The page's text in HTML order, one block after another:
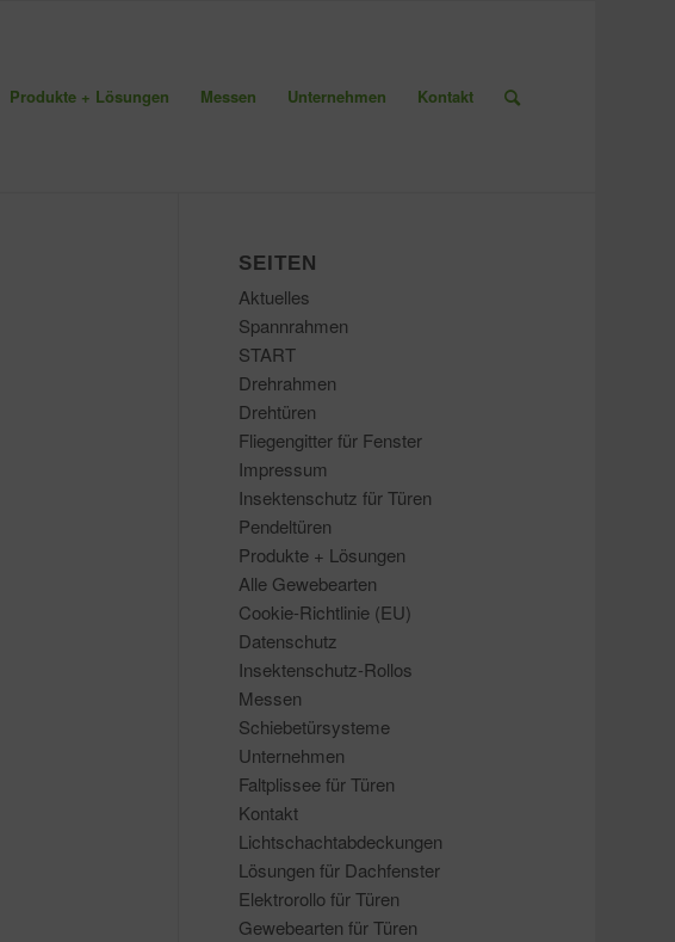
Produkte + Lösungen Messen Unternehmen Kontakt
SEITEN
Aktuelles
Spannrahmen
START
Drehrahmen
Drehtüren
Fliegengitter für Fenster
Impressum
Insektenschutz für Türen
Pendeltüren
Produkte + Lösungen
Alle Gewebearten
Cookie-Richtlinie (EU)
Datenschutz
Insektenschutz-Rollos
Messen
Schiebetürsysteme
Unternehmen
Faltplissee für Türen
Kontakt
Lichtschachtabdeckungen
Lösungen für Dachfenster
Elektrorollo für Türen
Gewebearten für Türen